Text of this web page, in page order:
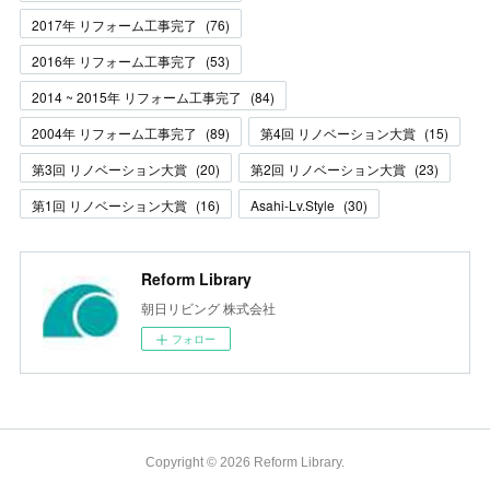
2017年 リフォーム工事完了
(76)
2016年 リフォーム工事完了
(53)
2014 ~ 2015年 リフォーム工事完了
(84)
2004年 リフォーム工事完了
(89) 第4回 リノベーション大賞 (15)
第3回 リノベーション大賞 (20) 第2回 リノベーション大賞 (23)
第1回 リノベーション大賞 (16) Asahi-Lv.Style (30)
Reform Library
朝日リビング 株式会社
フォロー
Copyright © 2026 Reform Library.